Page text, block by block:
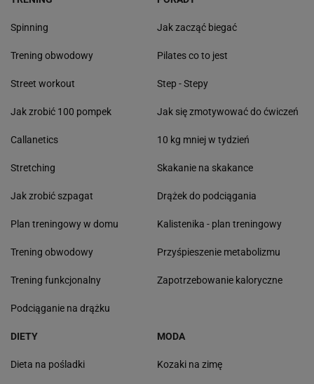
Spinning
Trening obwodowy
Street workout
Jak zrobić 100 pompek
Callanetics
Stretching
Jak zrobić szpagat
Plan treningowy w domu
Trening obwodowy
Trening funkcjonalny
Podciąganie na drążku
Jak zacząć biegać
Pilates co to jest
Step - Stepy
Jak się zmotywować do ćwiczeń
10 kg mniej w tydzień
Skakanie na skakance
Drążek do podciągania
Kalistenika - plan treningowy
Przyśpieszenie metabolizmu
Zapotrzebowanie kaloryczne
DIETY
Dieta na pośladki
MODA
Kozaki na zimę